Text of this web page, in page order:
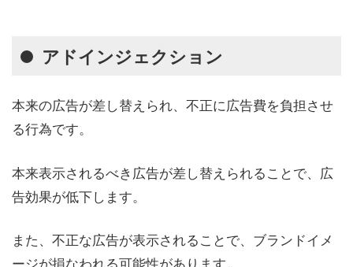
アドインジェクション
本来の広告が差し替えられ、不正に広告費を負担させ
る行為です。
本来表示されるべき広告が差し替えられることで、広
告効果が低下します。
また、不正な広告が表示されることで、ブランドイメ
ージが損なわれる可能性があります。